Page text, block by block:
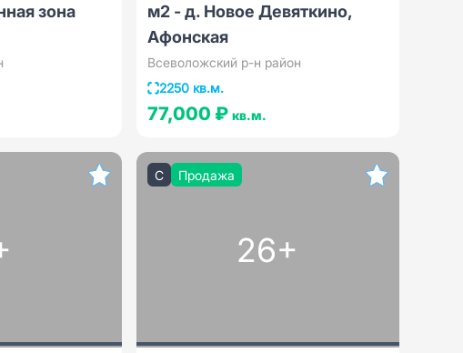
зона
м2 - д. Новое Девяткино,
Афонская
Всеволожский р-н район
2250 кв.м.
77,000 ₽ кв.м.
C Продажа
26+